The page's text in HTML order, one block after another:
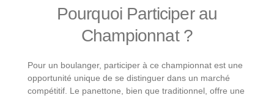
Pourquoi Participer au
Championnat ?
Pour un boulanger, participer à ce championnat est une
opportunité unique de se distinguer dans un marché
compétitif. Le panettone, bien que traditionnel, offre une